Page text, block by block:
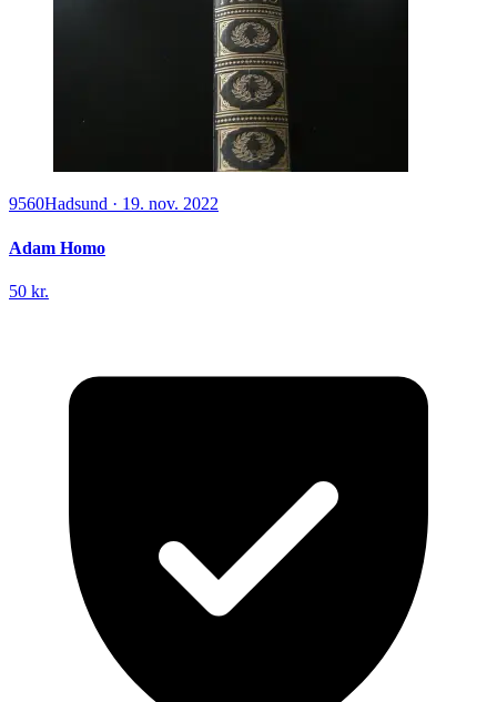
9560Hadsund · 19. nov. 2022
Adam Homo
50 kr.